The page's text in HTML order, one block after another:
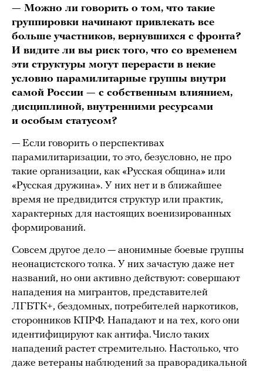
— Можно ли говорить о том, что такие
группировки начинают привлекать все
больше участников, вернувшихся с фронта?
И видите ли вы риск того, что со временем
эти структуры могут перерасти в некие
условно парамилитарные группы внутри
самой России — с собственным влиянием,
дисциплиной, внутренними ресурсами
и особым статусом?
— Если говорить о перспективах
парамилитаризации, то это, безусловно, не про
такие организации, как «Русская община» или
«Русская дружина». У них нет и в ближайшее
время не предвидится структур или практик,
характерных для настоящих военизированных
формирований.
Совсем другое дело — анонимные боевые группы
неонацистского толка. У них зачастую даже нет
названий, но они активно действуют: совершают
нападения на мигрантов, представителей
ЛГБТК+, бездомных, потребителей наркотиков,
сторонников КПРФ. Нападают и на тех, кого они
идентифицируют как антифа. Число таких
нападений растет стремительно. Настолько, что
даже ветераны наблюдений за праворадикальной